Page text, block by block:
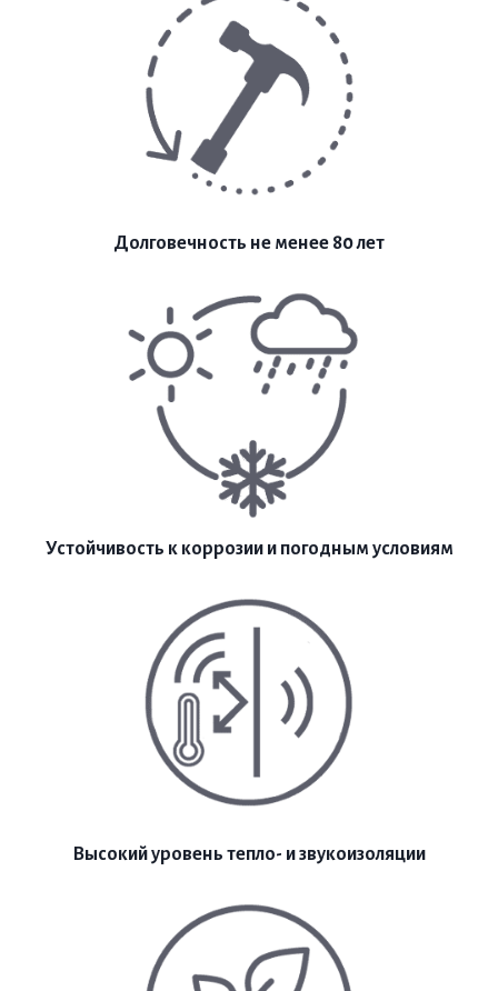
Долговечность не менее 80 лет
Устойчивость к коррозии и погодным условиям
Высокий уровень тепло- и звукоизоляции